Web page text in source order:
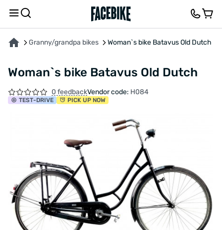
Granny/grandpa bikes Woman`s bike Batavus Old Dutch
Woman`s bike Batavus Old Dutch
0 feedbackVendor code: H084
TEST-DRIVE PICK UP NOW
ABOUT THE PRODUCT CHARACTERISTICSDESCRIPTION FEEDBACK AND